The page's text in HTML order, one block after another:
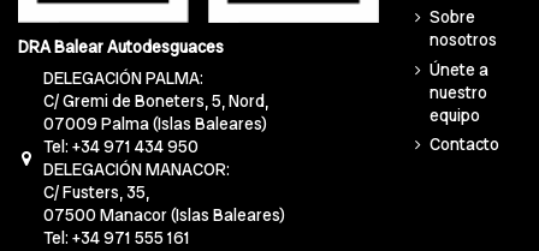
DRA Balear Autodesguaces
DELEGACIÓN PALMA:
C/ Gremi de Boneters, 5, Nord,
07009 Palma (Islas Baleares)
Tel: +34 971 434 950
DELEGACIÓN MANACOR:
C/ Fusters, 35,
07500 Manacor (Islas Baleares)
Tel: +34 971 555 161
Sobre
nosotros
Únete a
nuestro
equipo
Contacto